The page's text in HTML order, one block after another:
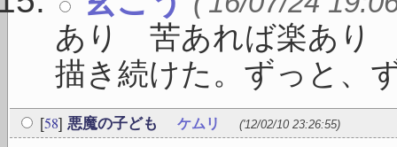
あり 苦あれば楽あ
描き続けた。ずっと、
[58] 悪魔の子ども ケムリ ('12/02/10 23:26:55)